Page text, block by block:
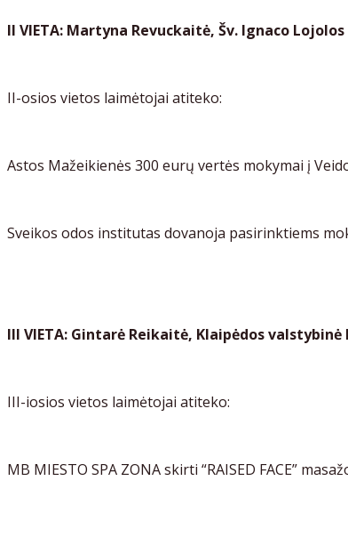
II VIETA: Martyna Revuckaitė, Šv. Ignaco
II-osios vietos laimėtojai atiteko:
Astos Mažeikienės 300 eurų vertės mokymai į
Sveikos odos institutas dovanoja pasirinktiems
III VIETA: Gintarė Reikaitė, Klaipėdos
III-iosios vietos laimėtojai atiteko:
MB MIESTO SPA ZONA skirti “RAISED FACE”